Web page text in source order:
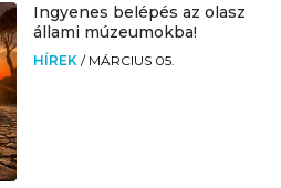
Ingyenes belépés az olasz
állami múzeumokba!
HÍREK / MÁRCIUS 05.